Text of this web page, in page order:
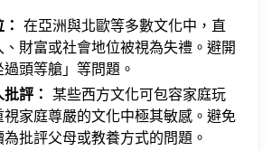
在亞洲與北歐等多數文化中，直
財富或社會地位被視為失禮。避開
頭等艙」等問題。
評： 某些西方文化可包容家庭玩
視家庭尊嚴的文化中極其敏感。避免
批評父母或教養方式的問題。